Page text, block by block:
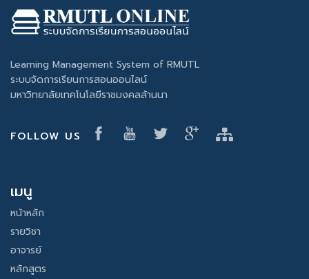
Learning Management System of RMUTL
ระบบจัดการเรียนการสอนออนไลน์
มหาวิทยาลัยเทคโนโลยีราชมงคลล้านนา
FOLLOW US
เมนู
หน้าหลัก
รายวิชา
อาจารย์
หลักสูตร